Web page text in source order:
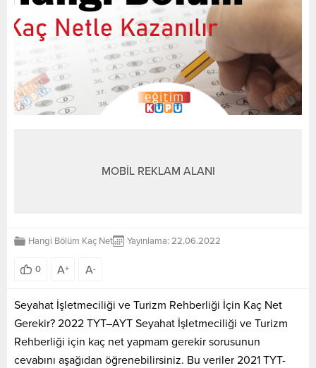
MOBİL REKLAM ALANI
Hangi Bölüm Kaç Net Yayınlama: 22.06.2022
0 A+ A-
Seyahat İşletmeciliği ve Turizm Rehberliği İçin Kaç Net
Gerekir? 2022 TYT–AYT Seyahat İşletmeciliği ve Turizm
Rehberliği için kaç net yapmam gerekir sorusunun
cevabını aşağıdan öğrenebilirsiniz. Bu veriler 2021 TYT-